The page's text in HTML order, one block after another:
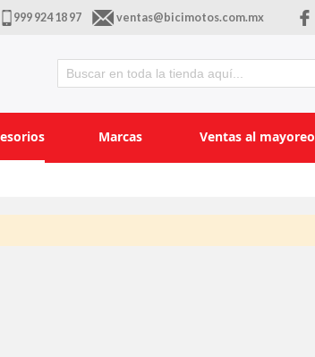
999 924 18 97 ventas@bicimotos.com.mx
Marcas Ventas al mayoreo